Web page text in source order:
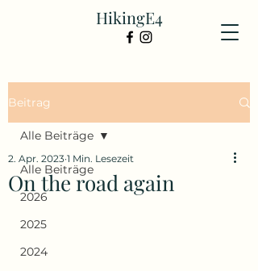
HikingE4
Beitrag
Alle Beiträge
2026
2025
2024
Alle Beiträge
On the road again
2. Apr. 2023 1 Min. Lesezeit